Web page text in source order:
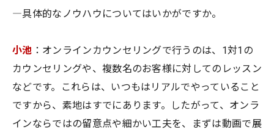
―具体的なノウハウについてはいかがですか。
小池 ：オンラインカウンセリングで行うのは、1対1の
カウンセリングや、複数名のお客様に対してのレッスン
などです。これらは、いつもはリアルでやっていること
ですから、素地はすでにあります。したがって、オンラ
インならではの留意点や細かい工夫を、まずは動画で展